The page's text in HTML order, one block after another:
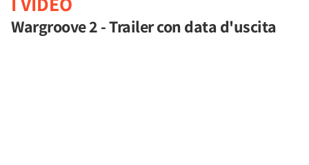
Wargroove 2 - Trailer con data d'uscita